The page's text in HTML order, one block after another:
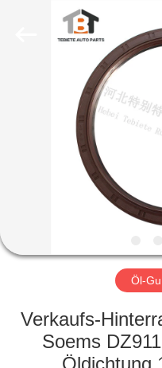
PRODUKTE
FABRIK-
Öl-
Verkaufs-
Soems